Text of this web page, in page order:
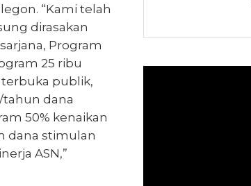
“Kami telah
dirasakan
Program
25 ribu
publik,
tahun dana
50% kenaikan
dana stimulan
ASN,”